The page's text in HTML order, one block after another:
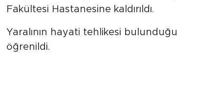
Fakültesi Hastanesine kaldırıldı.
Yaralının hayati tehlikesi bulunduğu
öğrenildi.